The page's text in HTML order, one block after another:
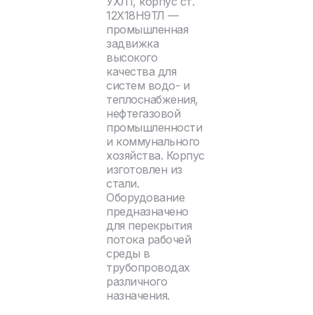
12Х18Н9ТЛ —
промышленная
задвижка
высокого
качества для
систем водо- и
теплоснабжения,
нефтегазовой
промышленности
и коммунального
хозяйства. Корпус
изготовлен из
стали.
Оборудование
предназначено
для перекрытия
потока рабочей
среды в
трубопроводах
различного
назначения.